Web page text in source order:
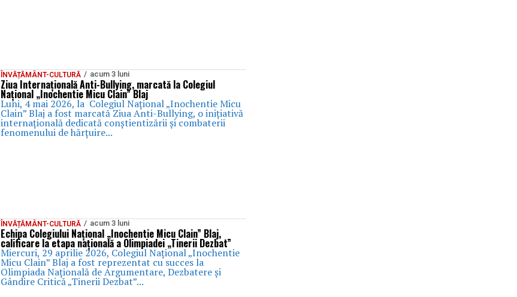
ÎNVĂȚĂMÂNT-CULTURĂ acum 3 luni
Ziua Internațională Anti-Bullying, marcată la Colegiul
Național „Inochentie Micu Clain” Blaj
Luni, 4 mai 2026, la Colegiul Național „Inochentie Micu
Clain” Blaj a fost marcată Ziua Anti-Bullying, o inițiativă
internațională dedicată conștientizării și combaterii
fenomenului de hărțuire...
ÎNVĂȚĂMÂNT-CULTURĂ acum 3 luni
Echipa Colegiului Național „Inochentie Micu Clain” Blaj,
calificare la etapa națională a Olimpiadei „Tinerii Dezbat”
Miercuri, 29 aprilie 2026, Colegiul Național „Inochentie
Micu Clain” Blaj a fost reprezentat cu succes la
Olimpiada Națională de Argumentare, Dezbatere și
Gândire Critică „Tinerii Dezbat”...